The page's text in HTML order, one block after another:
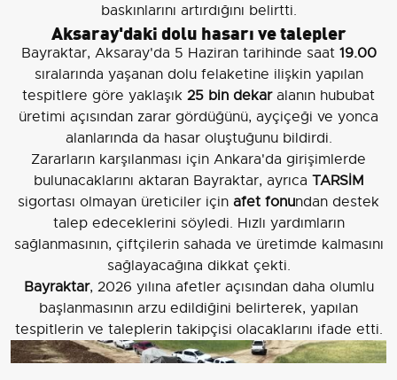
baskınlarını artırdığını belirtti.
Aksaray'daki dolu hasarı ve talepler
Bayraktar, Aksaray'da 5 Haziran tarihinde saat 19.00
sıralarında yaşanan dolu felaketine ilişkin yapılan
tespitlere göre yaklaşık 25 bin dekaralanın hububat
üretimi açısından zarar gördüğünü, ayçiçeği ve yonca
alanlarında da hasar oluştuğunu bildirdi.
Zararların karşılanması için Ankara'da girişimlerde
bulunacaklarını aktaran Bayraktar, ayrıca TARSİM
sigortası olmayan üreticiler için afet fonundan destek
talep edeceklerini söyledi. Hızlı yardımların
sağlanmasının, çiftçilerin sahada ve üretimde kalmasını
sağlayacağına dikkat çekti.
Bayraktar, 2026 yılına afetler açısından daha olumlu
başlanmasının arzu edildiğini belirterek, yapılan
tespitlerin ve taleplerin takipçisi olacaklarını ifade etti.